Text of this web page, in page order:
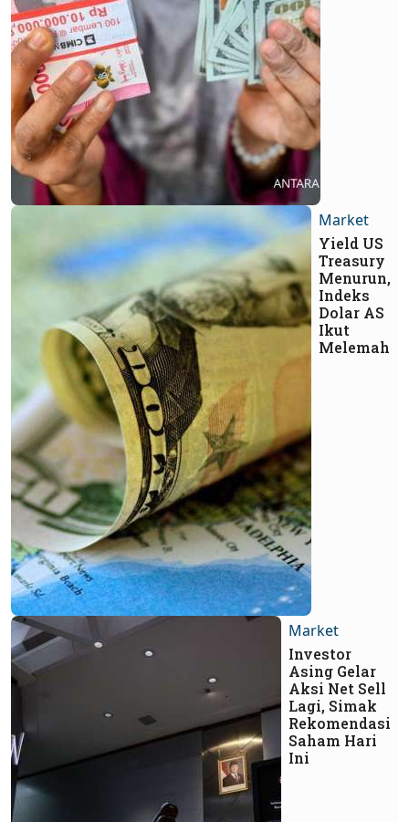
Market
Yield US
Treasury
Menurun,
Indeks
Dolar AS
Ikut
Melemah
Market
Investor
Asing Gelar
Aksi Net Sell
Lagi, Simak
Rekomendasi
Saham Hari
Ini